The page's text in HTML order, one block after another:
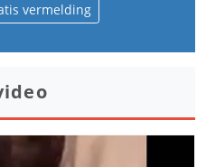
vermelding